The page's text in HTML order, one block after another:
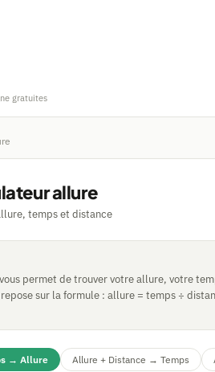
gratuites
allure
temps et distance
permet de trouver votre allure, votre
sur la formule : allure = temps ÷
→ Allure Allure + Distance → Temps